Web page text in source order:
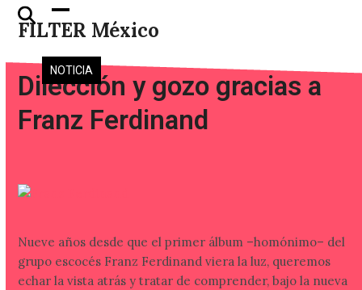
Skip
FILTER México
Open
mobile
menu
Close
mobile
menu
NOTICIA
Dilección y gozo gracias a
Franz Ferdinand
Nueve años desde que el primer álbum –homónimo– del
grupo escocés Franz Ferdinand viera la luz, queremos
echar la vista atrás y tratar de comprender, bajo la nueva